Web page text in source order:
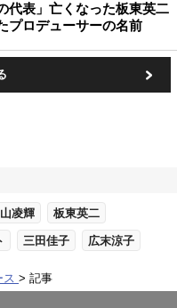
代表」亡くなった板東英二
プロデューサーの名前
凌輝 板東英二
三田佳子 広末涼子
ス 記事